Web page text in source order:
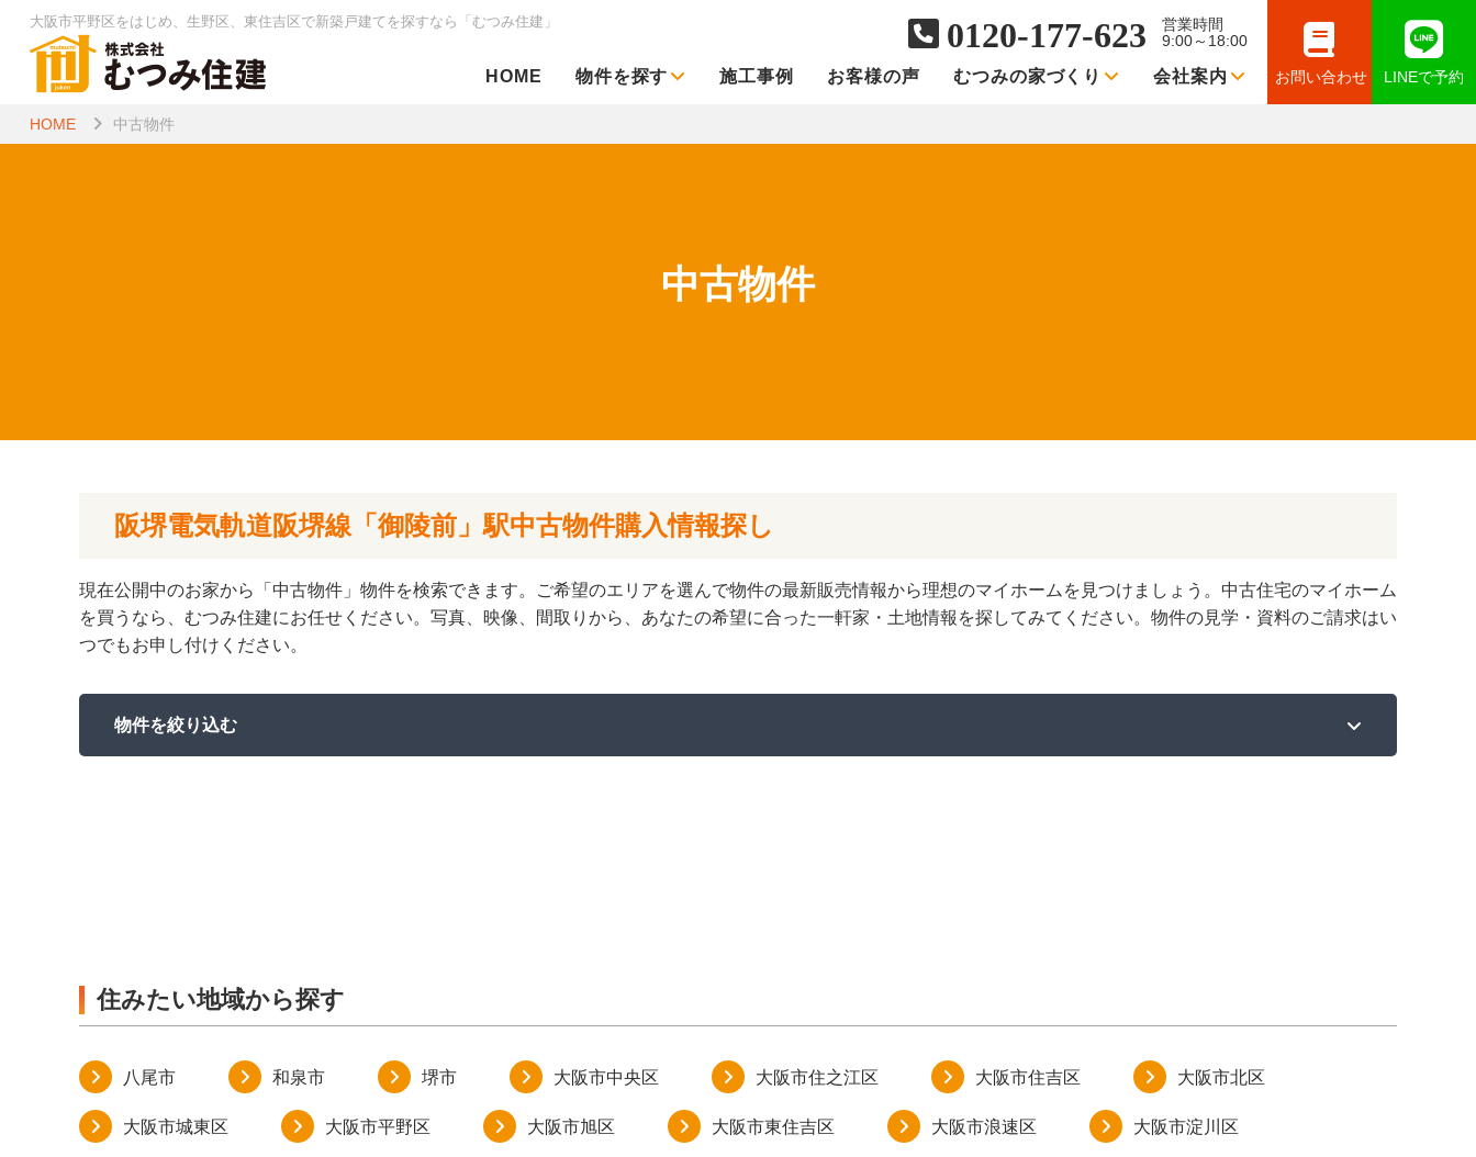
大阪市平野区をはじめ、生野区、東住吉区で新築戸建てを探すなら 「むつみ住建」 0120-177-623
営業時間
9:00～18:00
HOME 物件を探す 施工事例 お客様の声 むつみの家づくり 会社案内 お問い合わせ LINEで予約
HOME 中古物件
中古物件
阪堺電気軌道阪堺線「御陵前」駅中古物件購入情報探し
現在公開中のお家から「中古物件」物件を検索できます。ご希望のエリアを選んで物件の最新販売情報から理想のマイホームを見つけましょう。中古住宅のマイホーム
を買うなら、むつみ住建にお任せください。写真、映像、間取りから、あなたの希望に合った一軒家・土地情報を探してみてください。物件の見学・資料のご請求はい
つでもお申し付けください。
物件を絞り込む
住みたい地域から探す
八尾市 和泉市 堺市 大阪市中央区 大阪市住之江区 大阪市住吉区 大阪市北区
大阪市城東区 大阪市平野区 大阪市旭区 大阪市東住吉区 大阪市浪速区 大阪市淀川区